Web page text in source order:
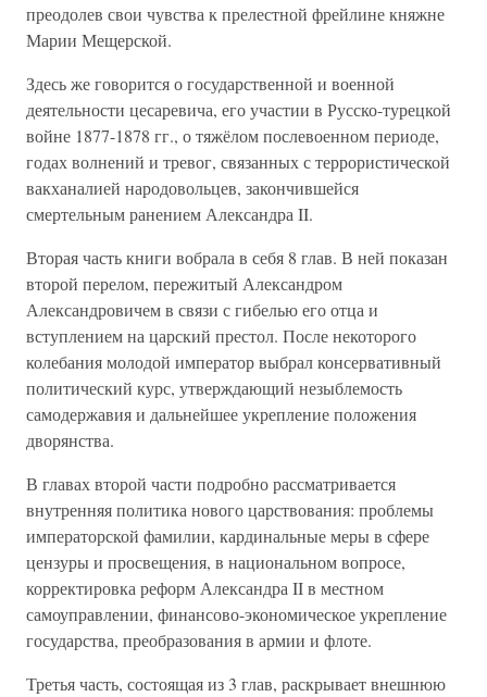
преодолев свои чувства к прелестной фрейлине княжне
Марии Мещерской.
Здесь же говорится о государственной и военной
деятельности цесаревича, его участии в Русско-турецкой
войне 1877-1878 гг., о тяжёлом послевоенном периоде,
годах волнений и тревог, связанных с террористической
вакханалией народовольцев, закончившейся
смертельным ранением Александра II.
Вторая часть книги вобрала в себя 8 глав. В ней показан
второй перелом, пережитый Александром
Александровичем в связи с гибелью его отца и
вступлением на царский престол. После некоторого
колебания молодой император выбрал консервативный
политический курс, утверждающий незыблемость
самодержавия и дальнейшее укрепление положения
дворянства.
В главах второй части подробно рассматривается
внутренняя политика нового царствования: проблемы
императорской фамилии, кардинальные меры в сфере
цензуры и просвещения, в национальном вопросе,
корректировка реформ Александра II в местном
самоуправлении, финансово-экономическое укрепление
государства, преобразования в армии и флоте.
Третья часть, состоящая из 3 глав, раскрывает внешнюю